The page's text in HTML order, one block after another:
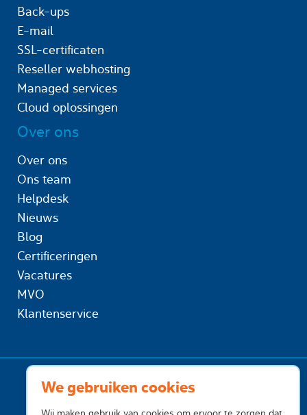
We gebruiken cookies
Back-ups
E-mail
SSL-certificaten
Reseller webhosting
Managed services
Cloud oplossingen
Over ons
Over ons
Ons team
Helpdesk
Nieuws
Blog
Certificeringen
Vacatures
MVO
Klantenservice